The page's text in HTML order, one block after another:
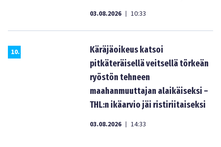
03.08.2026 | 10:33
10.
Käräjäoikeus katsoi
pitkäteräisellä veitsellä törkeän
ryöstön tehneen
maahanmuuttajan alaikäiseksi –
THL:n ikäarvio jäi ristiriitaiseksi
03.08.2026 | 14:33